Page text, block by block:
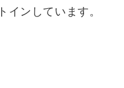
ンしています。